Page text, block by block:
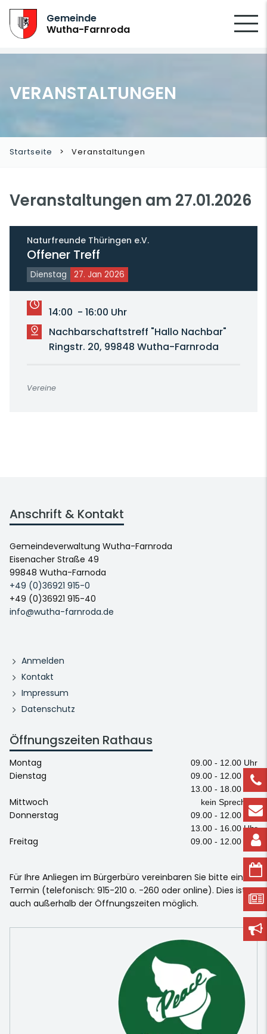
Gemeinde
Wutha-Farnroda
VERANSTALTUNGEN
Startseite Veranstaltungen
Veranstaltungen am 27.01.2026
Naturfreunde Thüringen e.V.
Offener Treff
Dienstag 27. Jan 2026
14:00 - 16:00 Uhr
Nachbarschaftstreff "Hallo Nachbar"
Ringstr. 20, 99848 Wutha-Farnroda
Vereine
Anschrift & Kontakt
Gemeindeverwaltung Wutha-Farnroda
Eisenacher Straße 49
99848 Wutha-Farnoda
+49 (0)36921 915-0
+49 (0)36921 915-40
info@wutha-farnroda.de
Anmelden
Kontakt
Impressum
Datenschutz
Öffnungszeiten Rathaus
Montag 09.00 - 12.00 Uhr
Dienstag
09.00 - 12.00 Uhr
13.00 - 18.00 Uhr
Mittwoch kein Sprechtag
Donnerstag
09.00 - 12.00 Uhr
13.00 - 16.00 Uhr
Freitag 09.00 - 12.00 Uhr
Für Ihre Anliegen im Bürgerbüro vereinbaren Sie bitte einen
Termin (telefonisch: 915-210 o. -260 oder online). Dies ist
auch außerhalb der Öffnungszeiten möglich.